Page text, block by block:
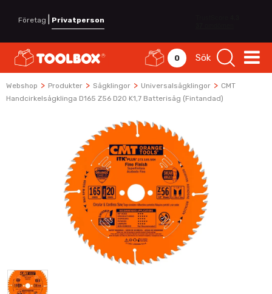
Företag Privatperson
0 Sök
Webshop > Produkter > Sågklingor > Universalsågklingor > CMT
Handcirkelsågklinga D165 Z56 D20 K1,7 Batterisåg (fintandad)